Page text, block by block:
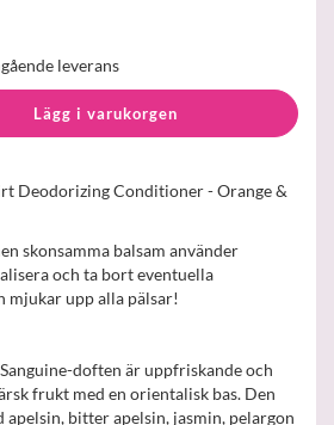
leverans
Lägg i varukorgen
Deodorizing Conditioner - Orange &
skonsamma balsam använder
och ta bort eventuella
mjukar upp alla pälsar!
doften är uppfriskande och
frukt med en orientalisk bas. Den
bitter apelsin, jasmin, pelargon